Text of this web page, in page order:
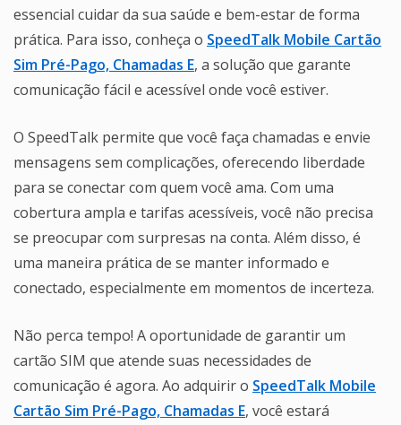
essencial cuidar da sua saúde e bem-estar de forma
prática. Para isso, conheça o SpeedTalk Mobile Cartão
Sim Pré-Pago, Chamadas E, a solução que garante
comunicação fácil e acessível onde você estiver.
O SpeedTalk permite que você faça chamadas e envie
mensagens sem complicações, oferecendo liberdade
para se conectar com quem você ama. Com uma
cobertura ampla e tarifas acessíveis, você não precisa
se preocupar com surpresas na conta. Além disso, é
uma maneira prática de se manter informado e
conectado, especialmente em momentos de incerteza.
Não perca tempo! A oportunidade de garantir um
cartão SIM que atende suas necessidades de
comunicação é agora. Ao adquirir o SpeedTalk Mobile
Cartão Sim Pré-Pago, Chamadas E, você estará